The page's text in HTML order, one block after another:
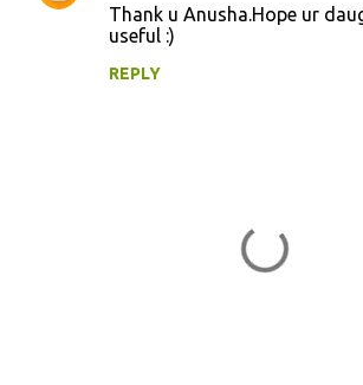
Thank u Anusha.Hope ur
useful :)
REPLY